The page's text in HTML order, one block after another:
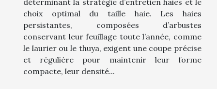
déterminant la stratégie d’entretien haies et le
choix optimal du taille haie. Les haies
persistantes, composées d’arbustes
conservant leur feuillage toute l’année, comme
le laurier ou le thuya, exigent une coupe précise
et régulière pour maintenir leur forme
compacte, leur densité...